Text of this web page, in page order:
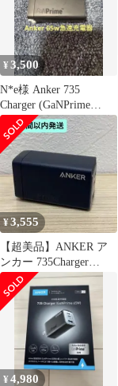
¥3,500
N*e様 Anker 735
Charger (GaNPrime
65W)
¥3,555
【超美品】ANKER ア
ンカー 735Charger
GaNPrime 65W
¥4,980